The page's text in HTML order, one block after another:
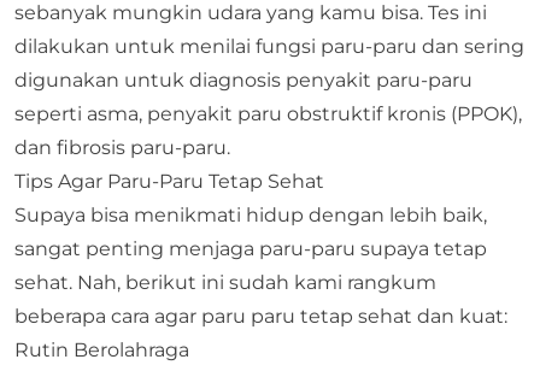
sebanyak mungkin udara yang kamu bisa. Tes ini
dilakukan untuk menilai fungsi paru-paru dan sering
digunakan untuk diagnosis penyakit paru-paru
seperti asma, penyakit paru obstruktif kronis (PPOK),
dan fibrosis paru-paru.
Tips Agar Paru-Paru Tetap Sehat
Supaya bisa menikmati hidup dengan lebih baik,
sangat penting menjaga paru-paru supaya tetap
sehat. Nah, berikut ini sudah kami rangkum
beberapa cara agar paru paru tetap sehat dan kuat:
Rutin Berolahraga